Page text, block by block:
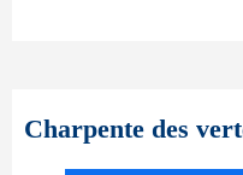
Charpente des